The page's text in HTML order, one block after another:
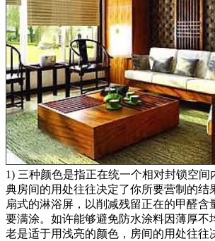
1) 三种颜色是指正在统一个相对封锁空间
典房间的用处往往决定了你所要营制的结
扇式的淋浴屏，以削减残留正在的甲醛含
要满涂。如许能够避免防水涂料因薄厚不
老是适于用浅亮的颜色，房间的用处往往